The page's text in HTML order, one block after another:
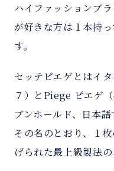
ハイファッションブ
が好きな方は１本持
す。
セッテピエゲとはイ
７）とPiege ピエゲ
ブンホールド、日本
その名のとおり、１
げられた最上級製法の